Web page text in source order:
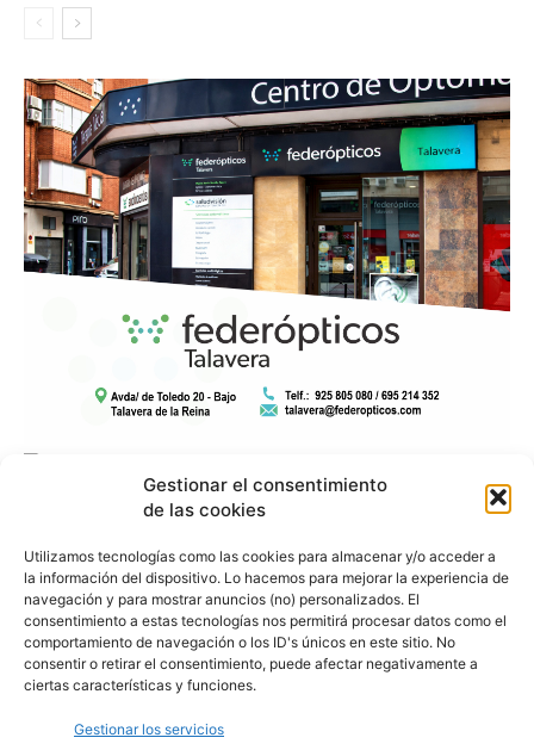
Gestionar el consentimiento
de las cookies
Utilizamos tecnologías como las cookies para almacenar y/o acceder a
la información del dispositivo. Lo hacemos para mejorar la experiencia de
navegación y para mostrar anuncios (no) personalizados. El
consentimiento a estas tecnologías nos permitirá procesar datos como el
comportamiento de navegación o los ID's únicos en este sitio. No
consentir o retirar el consentimiento, puede afectar negativamente a
ciertas características y funciones.
Gestionar los servicios